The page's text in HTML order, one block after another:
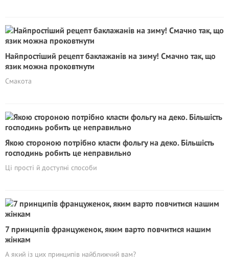
Найпростіший рецепт баклажанів на зиму! Смачно так, що
язик можна проковтнути
Смакота
Якою стороною потрібно класти фольгу на деко. Більшість
господинь робить це неправильно
Ці прості й доступні способи
7 принципів француженок, яким варто повчитися нашим
жінкам
А який із цих принципів найближчий вам?